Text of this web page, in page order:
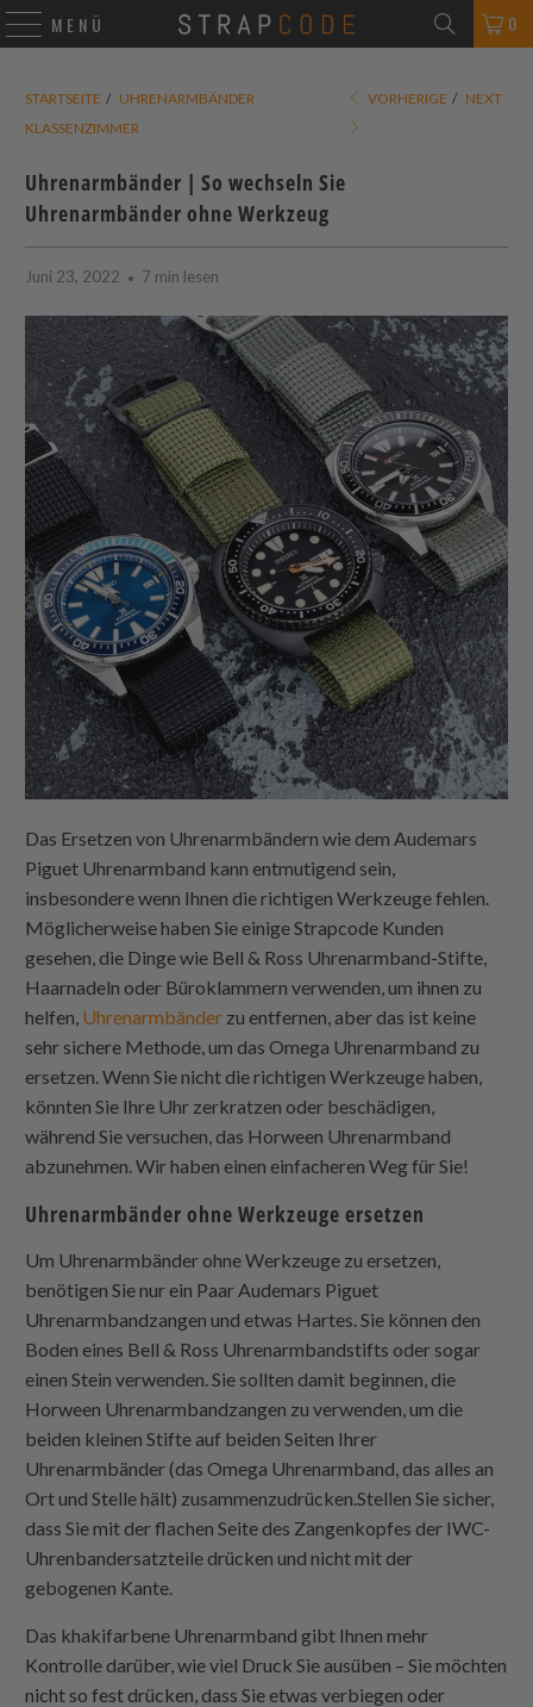
MENÜ 0
STARTSEITE / UHRENARMBÄNDER
KLASSENZIMMER
VORHERIGE / NEXT
Uhrenarmbänder | So wechseln Sie
Uhrenarmbänder ohne Werkzeug
Juni 23, 2022 7 min lesen
Das Ersetzen von Uhrenarmbändern wie dem Audemars
Piguet Uhrenarmband kann entmutigend sein,
insbesondere wenn Ihnen die richtigen Werkzeuge fehlen.
Möglicherweise haben Sie einige Strapcode Kunden
gesehen, die Dinge wie Bell & Ross Uhrenarmband-Stifte,
Haarnadeln oder Büroklammern verwenden, um ihnen zu
helfen, Uhrenarmbänder zu entfernen, aber das ist keine
sehr sichere Methode, um das Omega Uhrenarmband zu
ersetzen. Wenn Sie nicht die richtigen Werkzeuge haben,
könnten Sie Ihre Uhr zerkratzen oder beschädigen,
während Sie versuchen, das Horween Uhrenarmband
abzunehmen. Wir haben einen einfacheren Weg für Sie!
Uhrenarmbänder ohne Werkzeuge ersetzen
Um Uhrenarmbänder ohne Werkzeuge zu ersetzen,
benötigen Sie nur ein Paar Audemars Piguet
Uhrenarmbandzangen und etwas Hartes. Sie können den
Boden eines Bell & Ross Uhrenarmbandstifts oder sogar
einen Stein verwenden. Sie sollten damit beginnen, die
Horween Uhrenarmbandzangen zu verwenden, um die
beiden kleinen Stifte auf beiden Seiten Ihrer
Uhrenarmbänder (das Omega Uhrenarmband, das alles an
Ort und Stelle hält) zusammenzudrücken.Stellen Sie sicher,
dass Sie mit der flachen Seite des Zangenkopfes der IWC-
Uhrenbandersatzteile drücken und nicht mit der
gebogenen Kante.
Das khakifarbene Uhrenarmband gibt Ihnen mehr
Kontrolle darüber, wie viel Druck Sie ausüben – Sie möchten
nicht so fest drücken, dass Sie etwas verbiegen oder